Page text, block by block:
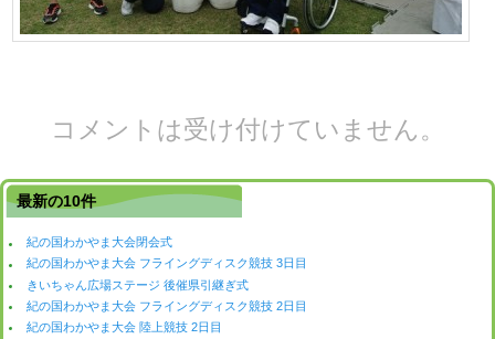
コメントは受け付けていません。
最新の10件
紀の国わかやま大会閉会式
紀の国わかやま大会 フライングディスク競技 3日目
きいちゃん広場ステージ 後催県引継ぎ式
紀の国わかやま大会 フライングディスク競技 2日目
紀の国わかやま大会 陸上競技 2日目